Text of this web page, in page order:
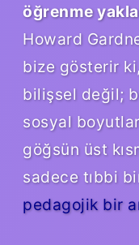
öğrenme
Howard
bize gösterir
bilişsel değil;
sosyal
göğsün üst
sadece tıbbi
pedagojik bir